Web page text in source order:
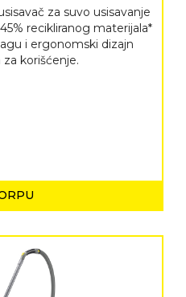
za suvo usisavanje
recikliranog materijala*
i ergonomski dizajn
korišćenje.